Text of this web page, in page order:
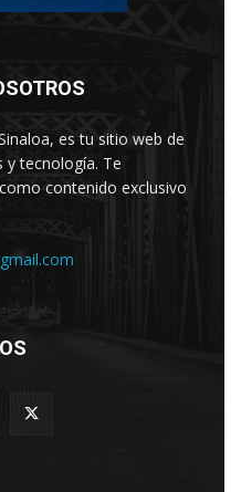
es tu sitio web de
tecnología. Te
contenido exclusivo